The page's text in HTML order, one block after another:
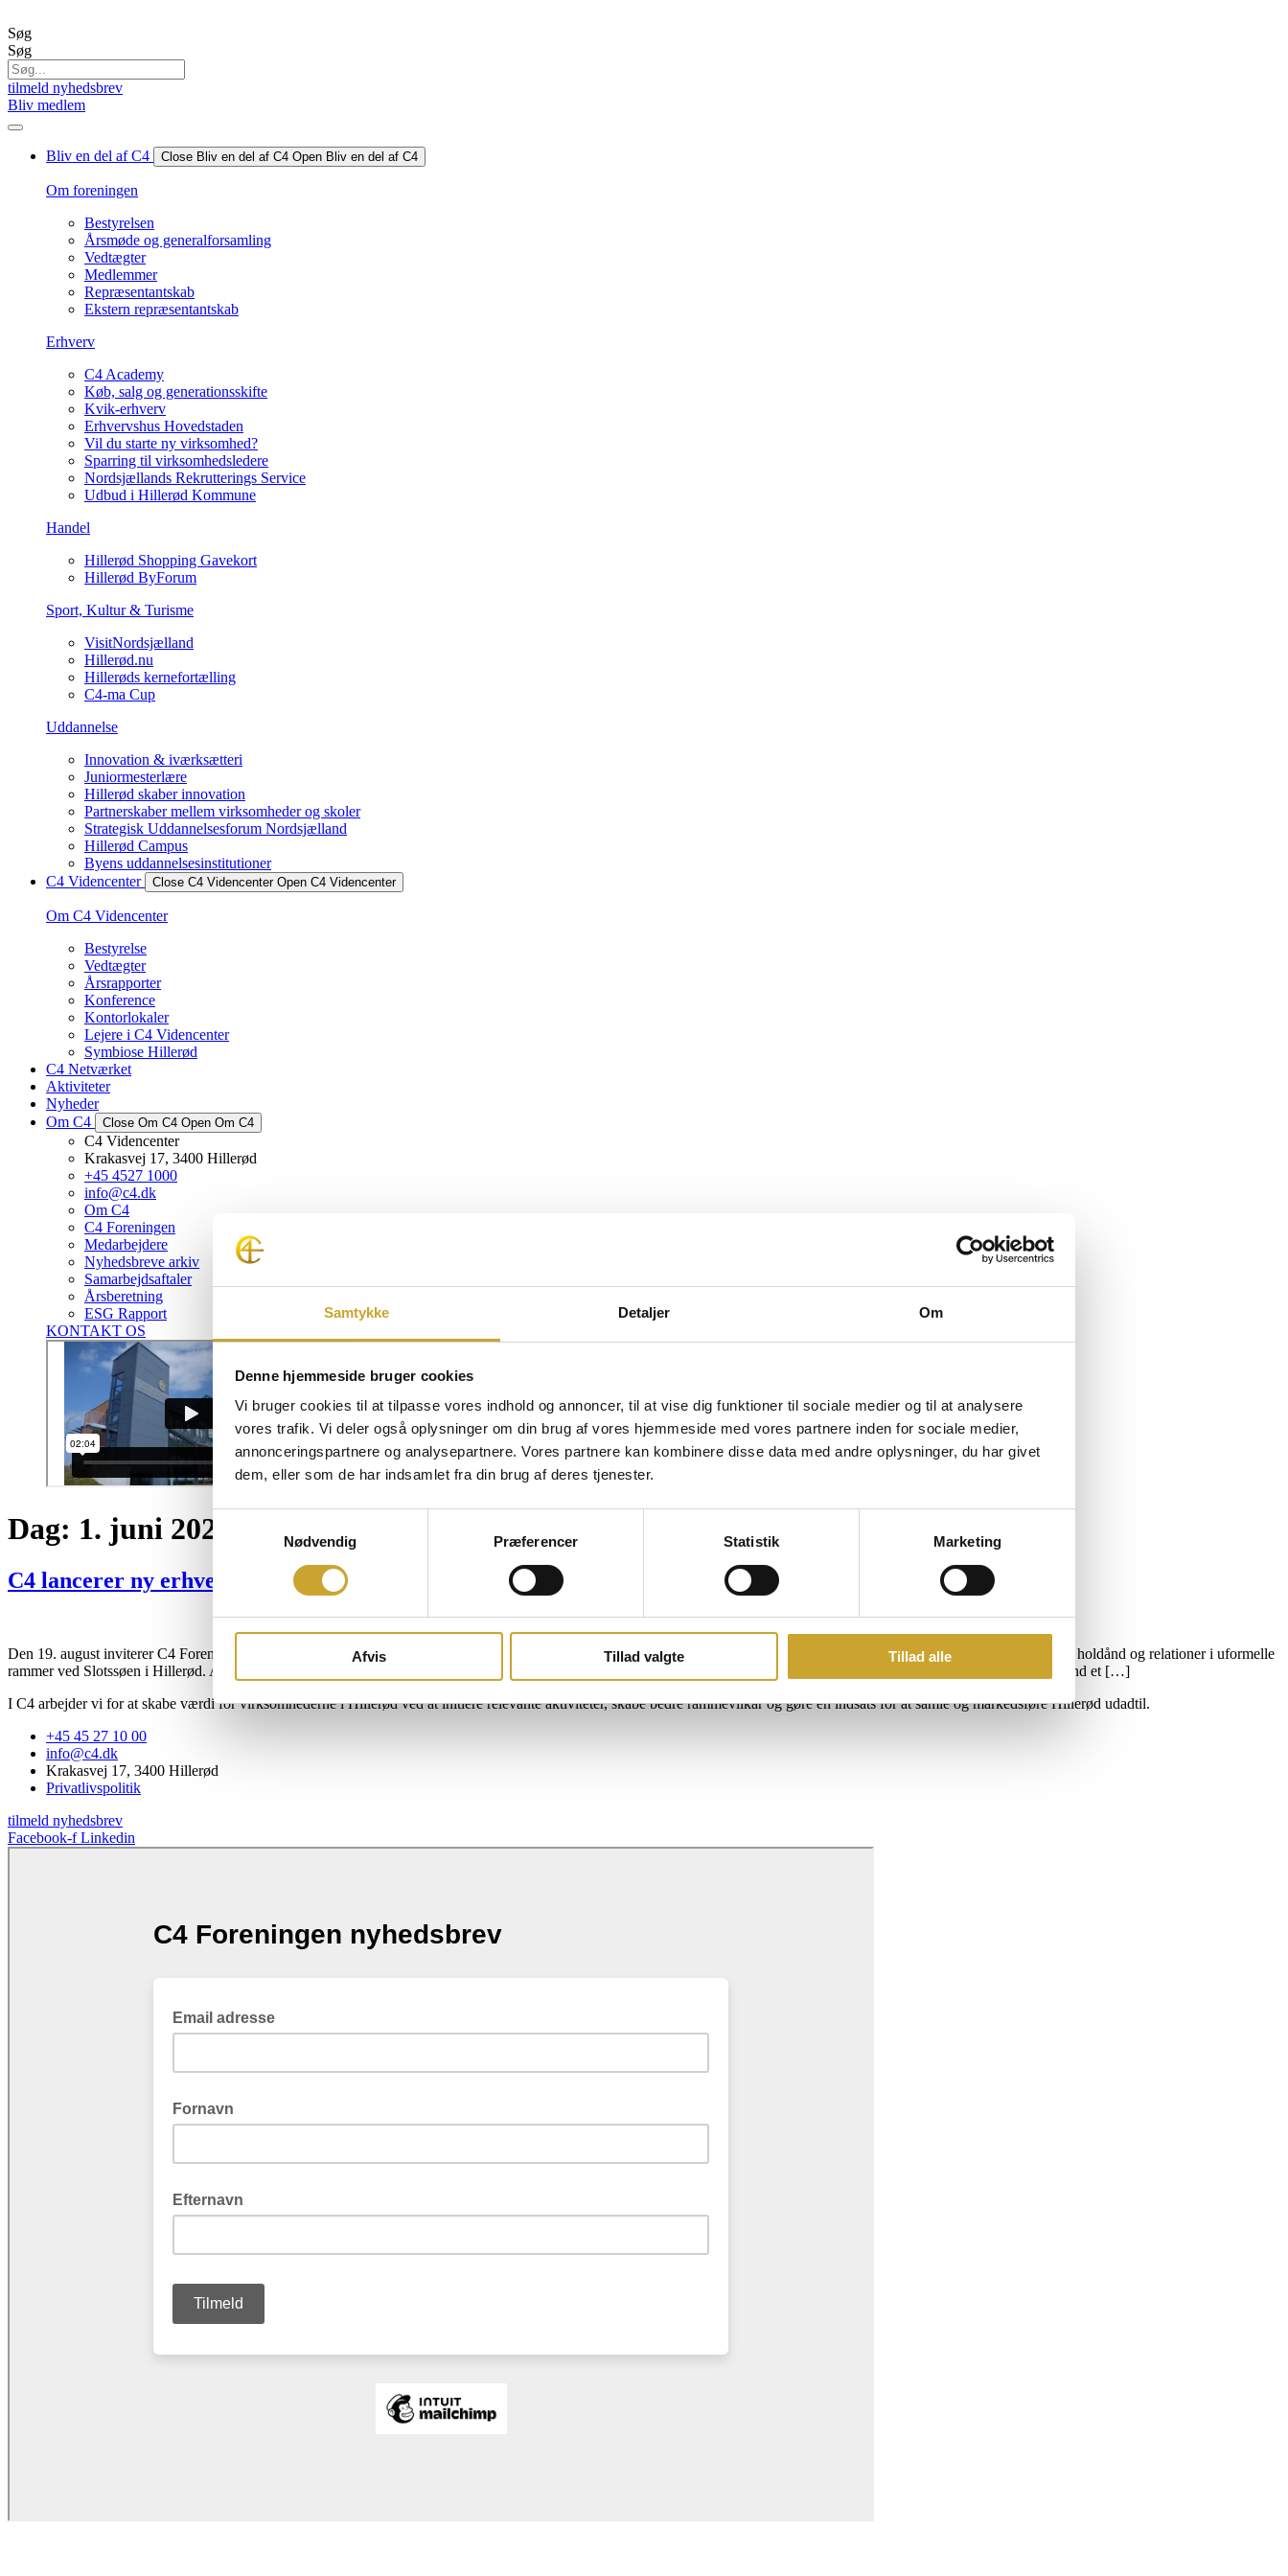
Samtykke Detaljer Om
Denne hjemmeside bruger cookies
Vi bruger cookies til at tilpasse vores indhold og annoncer, til at vise dig funktioner til sociale medier og til at analysere
vores trafik. Vi deler også oplysninger om din brug af vores hjemmeside med vores partnere inden for sociale medier,
annonceringspartnere og analysepartnere. Vores partnere kan kombinere disse data med andre oplysninger, du har givet
dem, eller som de har indsamlet fra din brug af deres tjenester.
Samtykkevalg
Nødvendig
Præferencer Statistik Marketing
Afvis Tillad valgte Tillad alle
til
indhold
Søg
Søg
tilmeld nyhedsbrev
Bliv medlem
Bliv en del af C4 Close Bliv en del af C4 Open Bliv en del af C4
Om foreningen
Bestyrelsen
Årsmøde og generalforsamling
Vedtægter
Medlemmer
Repræsentantskab
Ekstern repræsentantskab
Erhverv
C4 Academy
Køb, salg og generationsskifte
Kvik-erhverv
Erhvervshus Hovedstaden
Vil du starte ny virksomhed?
Sparring til virksomhedsledere
Nordsjællands Rekrutterings Service
Udbud i Hillerød Kommune
Handel
Hillerød Shopping Gavekort
Hillerød ByForum
Sport, Kultur & Turisme
VisitNordsjælland
Hillerød.nu
Hillerøds kernefortælling
C4-ma Cup
Uddannelse
Innovation & iværksætteri
Juniormesterlære
Hillerød skaber innovation
Partnerskaber mellem virksomheder og skoler
Strategisk Uddannelsesforum Nordsjælland
Hillerød Campus
Byens uddannelsesinstitutioner
C4 Videncenter
Close C4 Videncenter Open C4 Videncenter
Om C4 Videncenter
Bestyrelse
Vedtægter
Årsrapporter
Konference
Kontorlokaler
Lejere i C4 Videncenter
Symbiose Hillerød
C4 Netværket
Aktiviteter
Nyheder
Om C4
Close Om C4 Open Om C4
C4 Videncenter
Krakasvej 17, 3400 Hillerød
+45 4527 1000
info@c4.dk
Om C4
C4 Foreningen
Medarbejdere
Nyhedsbreve arkiv
Samarbejdsaftaler
Årsberetning
ESG Rapport
KONTAKT OS
Dag: 1. juni 2026
C4 lancerer ny erhvervsstafet med fokus på motion, netværk og fællesskab
Den 19. august inviterer C4 Foreningen virksomheder fra Hillerød og Nordsjælland til en ny aktivitet på erhvervskalenderen. Med C4 Erhvervsstafet sættes der fokus på motion, holdånd og relationer i uformelle
rammer ved Slotssøen i Hillerød. Arrangementet er virksomhedernes del af den traditionsrige Slotsstistafet og kombinerer fysisk aktivitet med netværk og socialt samvær. Mere end et […]
I C4 arbejder vi for at skabe værdi for virksomhederne i Hillerød ved at initiere relevante aktiviteter, skabe bedre rammevilkår og gøre en indsats for at samle og markedsføre Hillerød udadtil.
+45 45 27 10 00
info@c4.dk
Krakasvej 17, 3400 Hillerød
Privatlivspolitik
tilmeld nyhedsbrev
Facebook-f Linkedin